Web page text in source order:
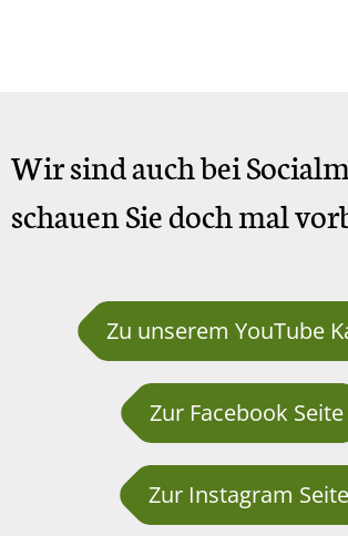
Wir sind auch bei
schauen Sie doch mal
Zu unserem YouTube
Zur Facebook Seite
Zur Instagram Seite